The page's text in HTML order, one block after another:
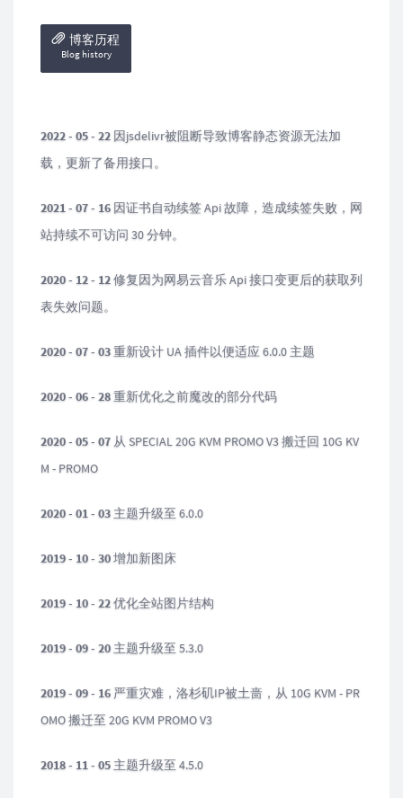
博客历程
Blog history
2022 - 05 - 22 因jsdelivr被阻断导致博客静态资源无法加
载，更新了备用接口。
2021 - 07 - 16 因证书自动续签 Api 故障，造成续签失败，网
站持续不可访问 30 分钟。
2020 - 12 - 12修复因为网易云音乐 Api 接口变更后的获取列
表失效问题。
2020 - 07 - 03重新设计 UA 插件以便适应 6.0.0 主题
2020 - 06 - 28重新优化之前魔改的部分代码
2020 - 05 - 07 从 SPECIAL 20G KVM PROMO V3 搬迁回 10G KV
M - PROMO
2020 - 01 - 03 主题升级至 6.0.0
2019 - 10 - 30增加新图床
2019 - 10 - 22优化全站图片结构
2019 - 09 - 20 主题升级至 5.3.0
2019 - 09 - 16 严重灾难，洛杉矶IP被土啬，从 10G KVM - PR
OMO 搬迁至 20G KVM PROMO V3
2018 - 11 - 05 主题升级至 4.5.0